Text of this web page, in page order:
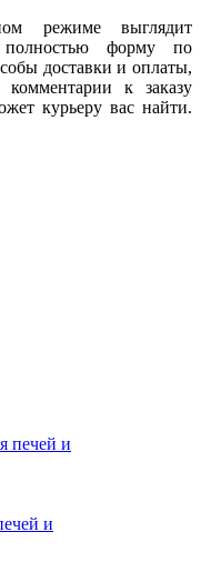
режиме выглядит
полностью форму по
доставки и оплаты,
к заказу
курьеру вас найти.
и